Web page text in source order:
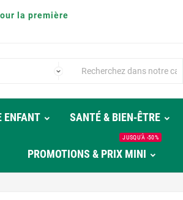
la première
ENFANT SANTÉ & BIEN‑ÊTRE
PROMOTIONS & PRIX MINI
JUSQU'À -50%